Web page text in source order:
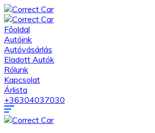
Főoldal
Autóink
Autóvásárlás
Eladott Autók
Rólunk
Kapcsolat
Árlista
+36304037030